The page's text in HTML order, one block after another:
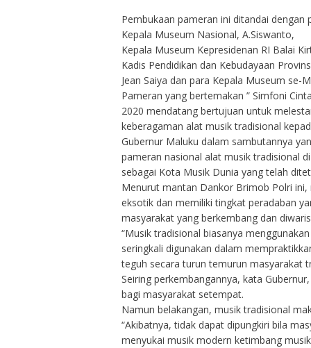
Pembukaan pameran ini ditandai
Kepala Museum Nasional, A.Siswanto,
Kepala Museum Kepresidenan RI Balai
Kadis Pendidikan dan Kebudayaan
Jean Saiya dan para Kepala Museum se-
Pameran yang bertemakan ” Simfoni
2020 mendatang bertujuan untuk
keberagaman alat musik tradisional
Gubernur Maluku dalam sambutannya
pameran nasional alat musik tradisional
sebagai Kota Musik Dunia yang telah
Menurut mantan Dankor Brimob Polri
eksotik dan memiliki tingkat peradaban
masyarakat yang berkembang dan
“Musik tradisional biasanya
seringkali digunakan dalam
teguh secara turun temurun masyarakat
Seiring perkembangannya, kata
bagi masyarakat setempat.
Namun belakangan, musik tradisional
“Akibatnya, tidak dapat dipungkiri bila
menyukai musik modern ketimbang